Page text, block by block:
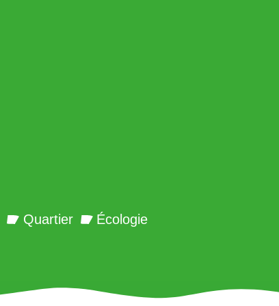
Quartier Écologie